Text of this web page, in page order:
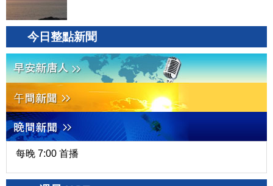
今日整點新聞
每晚 7:00 首播